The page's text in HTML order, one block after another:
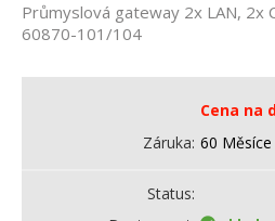
Průmyslová gateway 2x LAN, 2x
60870-101/104
Cena na
Záruka 60 Měsíce
Status